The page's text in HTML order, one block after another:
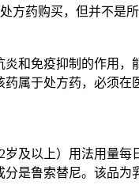
方药购买，但并不是
和免疫抑制的作用
属于处方药，必须
以上）用法用量每
是鲁索替尼。该品